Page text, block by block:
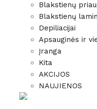
Blakstienų
Blakstienų
Depiliacijai
Apsauginės ir
Įranga
Kita
AKCIJOS
NAUJIENOS